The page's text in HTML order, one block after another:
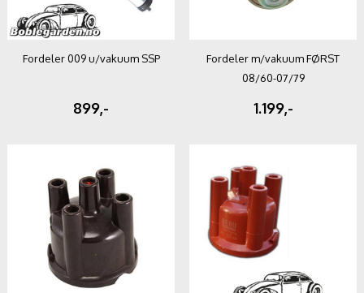
Fordeler 009 u/vakuum SSP
899,-
Fordeler m/vakuum FØRST
08/60-07/79
1.199,-